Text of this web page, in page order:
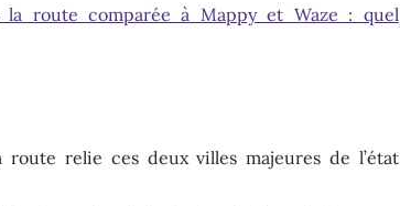
la route comparée à Mappy et Waze : quel
relie ces deux villes majeures de l’état